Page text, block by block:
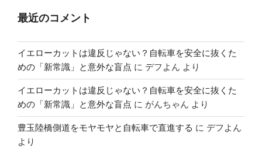
最近のコメント
イエローカットは違反じゃない？自転車を安全に抜くた
めの「新常識」と意外な盲点 に デフよん より
イエローカットは違反じゃない？自転車を安全に抜くた
めの「新常識」と意外な盲点 に がんちゃん より
豊玉陸橋側道をモヤモヤと自転車で直進する に デフよん
より